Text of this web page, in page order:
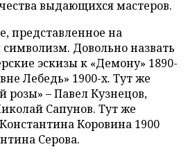
выдающихся мастеров.
представленное на
символизм. Довольно назвать
эскизы к «Демону» 1890-
Лебедь» 1900-х. Тут же
розы» – Павел Кузнецов,
Сапунов. Тут же
Коровина 1900
Серова.